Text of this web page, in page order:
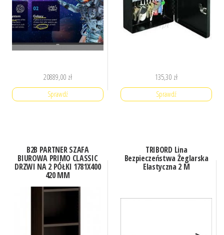
20889,00 zł
Sprawdź
135,30 zł
Sprawdź
B2B PARTNER SZAFA
BIUROWA PRIMO CLASSIC
DRZWI NA 2 PÓŁKI 1781X400
420 MM
TRIBORD Lina
Bezpieczeństwa Żeglarska
Elastyczna 2 M